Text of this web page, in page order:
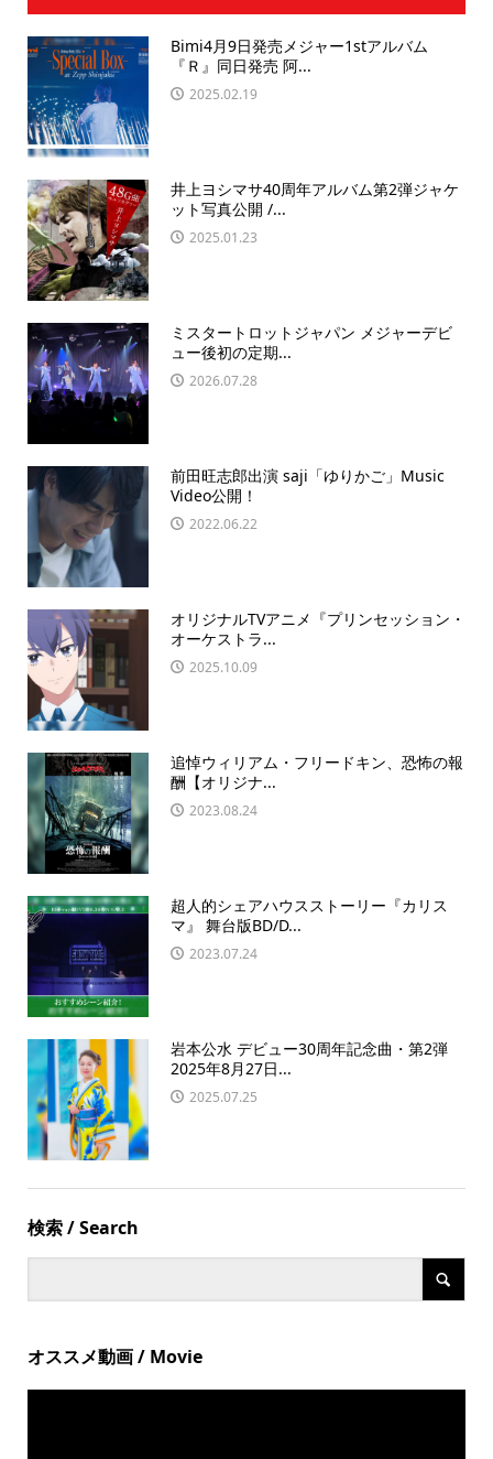
Bimi4月9日発売メジャー1stアルバム
『Ｒ』同日発売 阿...
2025.02.19
井上ヨシマサ40周年アルバム第2弾ジャケ
ット写真公開 /...
2025.01.23
ミスタートロットジャパン メジャーデビ
ュー後初の定期...
2026.07.28
前田旺志郎出演 saji「ゆりかご」Music
Video公開！
2022.06.22
オリジナルTVアニメ『プリンセッション・
オーケストラ...
2025.10.09
追悼ウィリアム・フリードキン、恐怖の報
酬【オリジナ...
2023.08.24
超人的シェアハウスストーリー『カリス
マ』 舞台版BD/D...
2023.07.24
岩本公水 デビュー30周年記念曲・第2弾
2025年8月27日...
2025.07.25
検索 / Search
オススメ動画 / Movie